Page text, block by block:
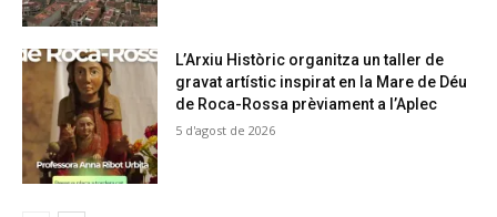
L’Arxiu Històric organitza un taller de
gravat artístic inspirat en la Mare de Déu
de Roca-Rossa prèviament a l’Aplec
5 d'agost de 2026